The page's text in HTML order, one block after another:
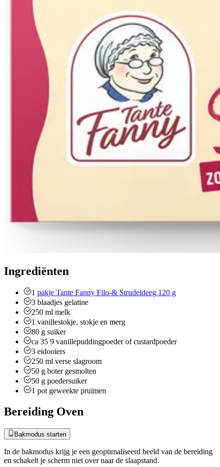
Ingrediënten
1 pakje Tante Fanny Filo-& Strudeldeeg 120 g
3 blaadjes gelatine
250 ml melk
1 vanillestokje, stokje en merg
80 g suiker
ca 35 9 vanillepuddingpoeder of custardpoeder
3 eidooiers
250 ml verse slagroom
50 g boter gesmolten
50 g poedersuiker
1 pot geweekte pruimen
Bereiding Oven
Bakmodus starten
In de bakmodus krijg je een geoptimaliseerd beeld van de bereiding
en schakelt je scherm niet over naar de slaapstand.